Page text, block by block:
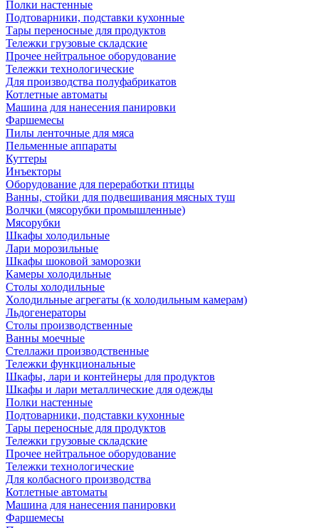
Полки настенные
Подтоварники, подставки кухонные
Тары переносные для продуктов
Тележки грузовые складские
Прочее нейтральное оборудование
Тележки технологические
Для производства полуфабрикатов
Котлетные автоматы
Машина для нанесения панировки
Фаршемесы
Пилы ленточные для мяса
Пельменные аппараты
Куттеры
Инъекторы
Оборудование для переработки птицы
Ванны, стойки для подвешивания мясных туш
Волчки (мясорубки промышленные)
Мясорубки
Шкафы холодильные
Лари морозильные
Шкафы шоковой заморозки
Камеры холодильные
Столы холодильные
Холодильные агрегаты (к холодильным камерам)
Льдогенераторы
Столы производственные
Ванны моечные
Стеллажи производственные
Тележки функциональные
Шкафы, лари и контейнеры для продуктов
Шкафы и лари металлические для одежды
Полки настенные
Подтоварники, подставки кухонные
Тары переносные для продуктов
Тележки грузовые складские
Прочее нейтральное оборудование
Тележки технологические
Для колбасного производства
Котлетные автоматы
Машина для нанесения панировки
Фаршемесы